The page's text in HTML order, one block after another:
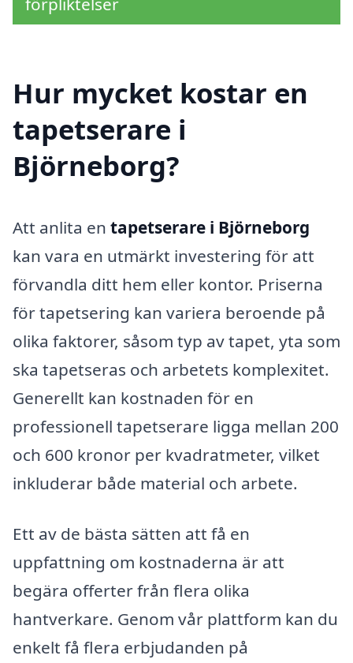
Hur mycket kostar en
tapetserare i
Björneborg?
Att anlita en tapetserare i Björneborg
kan vara en utmärkt investering för att
förvandla ditt hem eller kontor. Priserna
för tapetsering kan variera beroende på
olika faktorer, såsom typ av tapet, yta som
ska tapetseras och arbetets komplexitet.
Generellt kan kostnaden för en
professionell tapetserare ligga mellan 200
och 600 kronor per kvadratmeter, vilket
inkluderar både material och arbete.
Ett av de bästa sätten att få en
uppfattning om kostnaderna är att
begära offerter från flera olika
hantverkare. Genom vår plattform kan du
enkelt få flera erbjudanden på